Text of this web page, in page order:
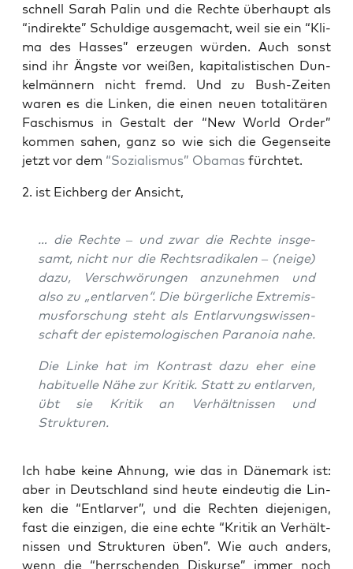
schnell Sarah Palin und die Rech­te über­haupt als
“indi­rek­te” Schul­di­ge aus­ge­macht, weil sie ein “Kli­
ma des Has­ses” erzeu­gen wür­den. Auch sonst
sind ihr Ängs­te vor wei­ßen, kapi­ta­lis­ti­schen Dun­
kel­män­nern nicht fremd. Und zu Bush-Zei­ten
waren es die Lin­ken, die einen neu­en tota­li­tä­ren
Faschis­mus in Gestalt der “New World Order”
kom­men sahen, ganz so wie sich die Gegen­sei­te
jetzt vor dem “Sozia­lis­mus” Oba­mas fürchtet.
2. ist Eich­berg der Ansicht,
… die Rech­te – und zwar die Rech­te ins­ge­
samt, nicht nur die Rechts­ra­di­ka­len – (nei­ge)
dazu, Ver­schwö­run­gen anzu­neh­men und
also zu „ent­lar­ven“. Die bür­ger­li­che Extre­mis­
mus­for­schung steht als Ent­lar­vungs­wis­sen­
schaft der epis­te­mo­lo­gi­schen Para­noia nahe.
Die Lin­ke hat im Kon­trast dazu eher eine
habi­tu­el­le Nähe zur Kri­tik. Statt zu ent­lar­ven,
übt sie Kri­tik an Ver­hält­nis­sen und
Strukturen.
Ich habe kei­ne Ahnung, wie das in Däne­mark ist:
aber in Deutsch­land sind heu­te ein­deu­tig die Lin­
ken die “Ent­lar­ver”, und die Rech­ten die­je­ni­gen,
fast die ein­zi­gen, die eine ech­te “Kri­tik an Ver­hält­
nis­sen und Struk­tu­ren üben”. Wie auch anders,
wenn die “herr­schen­den Dis­kur­se” immer noch